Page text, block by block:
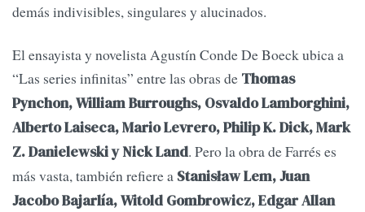
demás indivisibles, singulares y alucinados.
El ensayista y novelista Agustín Conde De Boeck ubica a
“Las series infinitas” entre las obras de Thomas
Pynchon, William Burroughs, Osvaldo Lamborghini,
Alberto Laiseca, Mario Levrero, Philip K. Dick, Mark
Z. Danielewski y Nick Land. Pero la obra de Farrés es
más vasta, también refiere a Stanisław Lem, Juan
Jacobo Bajarlía, Witold Gombrowicz, Edgar Allan